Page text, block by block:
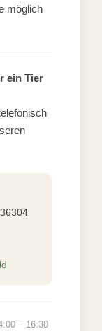
möglich
ein Tier
– 16:30